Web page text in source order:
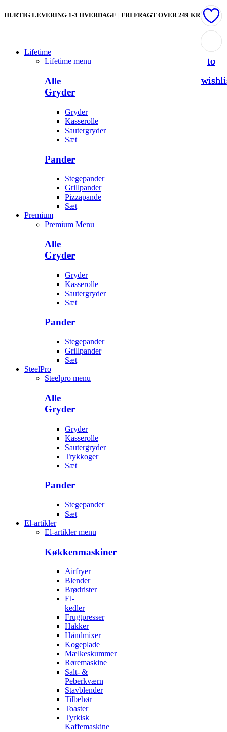
HURTIG LEVERING 1-3 HVERDAGE | FRI FRAGT OVER 249 KR
Lifetime
Lifetime menu
Alle
Gryder
Gryder
Kasserolle
Sautergryder
Sæt
Pander
Stegepander
Grillpander
Pizzapande
Sæt
Premium
Premium Menu
Alle
Gryder
Gryder
Kasserolle
Sautergryder
Sæt
Pander
Stegepander
Grillpander
Sæt
SteelPro
Steelpro menu
Alle
Gryder
Gryder
Kasserolle
Sautergryder
Trykkoger
Sæt
Pander
Stegepander
Sæt
El-artikler
El-artikler menu
Køkkenmaskiner
Airfryer
Blender
Brødrister
El-
kedler
Frugtpresser
Hakker
Håndmixer
Kogeplade
Mælkeskummer
Røremaskine
Salt- &
Peberkværn
Stavblender
Tilbehør
Toaster
Tyrkisk
Kaffemaskine
to
to
to